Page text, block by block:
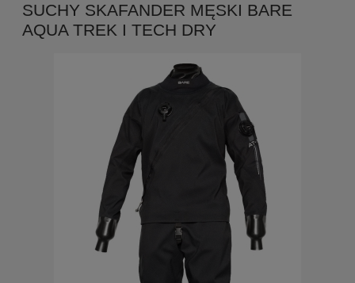
SUCHY SKAFANDER MĘSKI BARE
AQUA TREK I TECH DRY